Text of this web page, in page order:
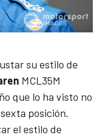
su estilo de
MCL35M
que lo ha visto no
posición.
el estilo de